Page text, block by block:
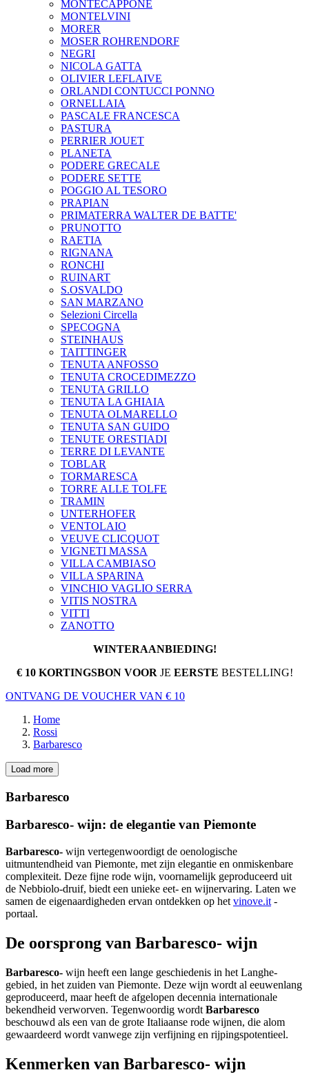
MONTECAPPONE
MONTELVINI
MORER
MOSER ROHRENDORF
NEGRI
NICOLA GATTA
OLIVIER LEFLAIVE
ORLANDI CONTUCCI PONNO
ORNELLAIA
PASCALE FRANCESCA
PASTURA
PERRIER JOUET
PLANETA
PODERE GRECALE
PODERE SETTE
POGGIO AL TESORO
PRAPIAN
PRIMATERRA WALTER DE BATTE'
PRUNOTTO
RAETIA
RIGNANA
RONCHI
RUINART
S.OSVALDO
SAN MARZANO
Selezioni Circella
SPECOGNA
STEINHAUS
TAITTINGER
TENUTA ANFOSSO
TENUTA CROCEDIMEZZO
TENUTA GRILLO
TENUTA LA GHIAIA
TENUTA OLMARELLO
TENUTA SAN GUIDO
TENUTE ORESTIADI
TERRE DI LEVANTE
TOBLAR
TORMARESCA
TORRE ALLE TOLFE
TRAMIN
UNTERHOFER
VENTOLAIO
VEUVE CLICQUOT
VIGNETI MASSA
VILLA CAMBIASO
VILLA SPARINA
VINCHIO VAGLIO SERRA
VITIS NOSTRA
VITTI
ZANOTTO
WINTERAANBIEDING!
€ 10 KORTINGSBON VOOR JE EERSTE BESTELLING!
ONTVANG DE VOUCHER VAN € 10
Home
Rossi
Barbaresco
Barbaresco
Prices drop
Regio
Piemonte
Kleur
Load more
Barbaresco
Barbaresco- wijn: de elegantie van Piemonte
Barbaresco- wijn vertegenwoordigt de oenologische
uitmuntendheid van Piemonte, met zijn elegantie en onmiskenbare
complexiteit. Deze fijne rode wijn, voornamelijk geproduceerd uit
de Nebbiolo-druif, biedt een unieke eet- en wijnervaring. Laten we
samen de eigenaardigheden ervan ontdekken op het vinove.it -
portaal.
De oorsprong van Barbaresco- wijn
Barbaresco- wijn heeft een lange geschiedenis in het Langhe-
gebied, in het zuiden van Piemonte. Deze wijn wordt al eeuwenlang
geproduceerd, maar heeft de afgelopen decennia internationale
bekendheid verworven. Tegenwoordig wordt Barbaresco
beschouwd als een van de grote Italiaanse rode wijnen, die alom
gewaardeerd wordt vanwege zijn verfijning en rijpingspotentieel.
Kenmerken van Barbaresco- wijn